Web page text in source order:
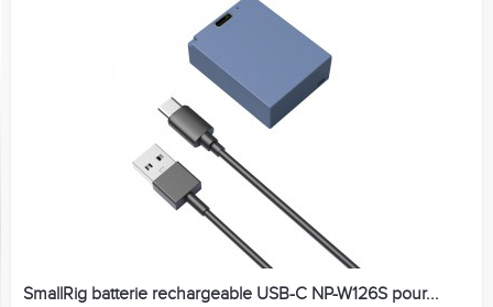
SmallRig batterie rechargeable USB-C NP-W126S pour...